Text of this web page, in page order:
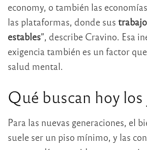
economy, o también las
las plataformas, donde sus
estables”, describe Cravino. Esa
exigencia también es un factor
salud mental.
Qué buscan hoy los
Para las nuevas generaciones, el
suele ser un piso mínimo, y las